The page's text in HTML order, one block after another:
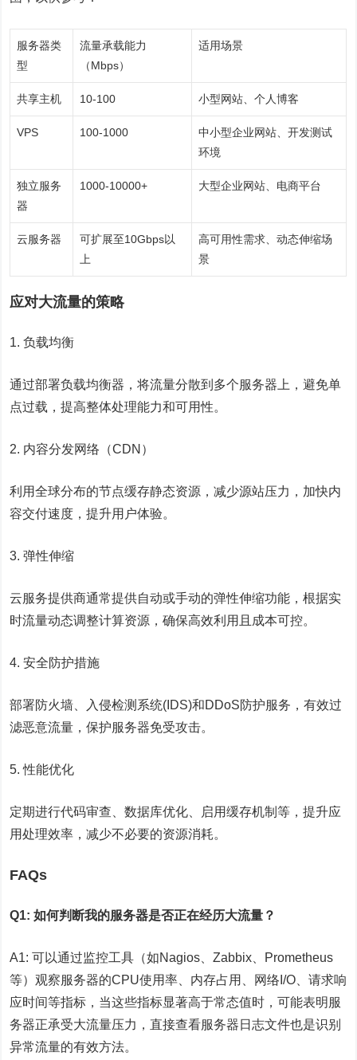
服务器类
型
流量承载能力
（Mbps）
适用场景
共享主机 10-100 小型网站、个人博客
VPS 100-1000
中小型企业网站、开发测试
环境
独立服务
器
1000-10000+ 大型企业网站、电商平台
云服务器
可扩展至10Gbps以
上
高可用性需求、动态伸缩场
景
应对大流量的策略
1. 负载均衡
通过部署负载均衡器，将流量分散到多个服务器上，避免单
点过载，提高整体处理能力和可用性。
2. 内容分发网络（CDN）
利用全球分布的节点缓存静态资源，减少源站压力，加快内
容交付速度，提升用户体验。
3. 弹性伸缩
云服务提供商通常提供自动或手动的弹性伸缩功能，根据实
时流量动态调整计算资源，确保高效利用且成本可控。
4. 安全防护措施
部署防火墙、入侵检测系统(IDS)和DDoS防护服务，有效过
滤恶意流量，保护服务器免受攻击。
5. 性能优化
定期进行代码审查、数据库优化、启用缓存机制等，提升应
用处理效率，减少不必要的资源消耗。
FAQs
Q1: 如何判断我的服务器是否正在经历大流量？
A1: 可以通过监控工具（如Nagios、Zabbix、Prometheus
等）观察服务器的CPU使用率、内存占用、网络I/O、请求响
应时间等指标，当这些指标显著高于常态值时，可能表明服
务器正承受大流量压力，直接查看服务器日志文件也是识别
异常流量的有效方法。